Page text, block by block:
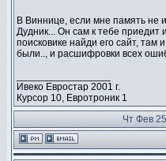
В Виннице, если мне память не
Дудник... Он сам к тебе приедит
поисковике найди его сайт, там
были.., и расшифровки всех
Ивеко Евростар 2001 г.
Курсор 10, Евротроник 1
Чт Фев